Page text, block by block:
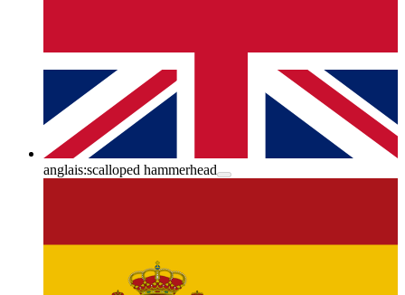
anglais:scalloped hammerhead